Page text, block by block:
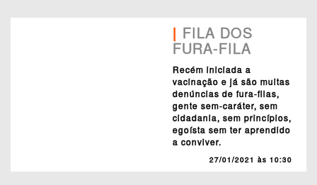
| FILA DOS
FURA-FILA
Recém iniciada a
vacinação e já são muitas
denúncias de fura-filas,
gente sem-caráter, sem
cidadania, sem princípios,
egoísta sem ter aprendido
a conviver.
27/01/2021 às 10:30